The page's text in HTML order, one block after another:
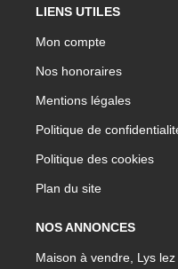
LIENS UTILES
Mon compte
Nos honoraires
Mentions légales
Politique de
Politique des cookies
Plan du site
NOS ANNONCES
Maison à vendre, Lys